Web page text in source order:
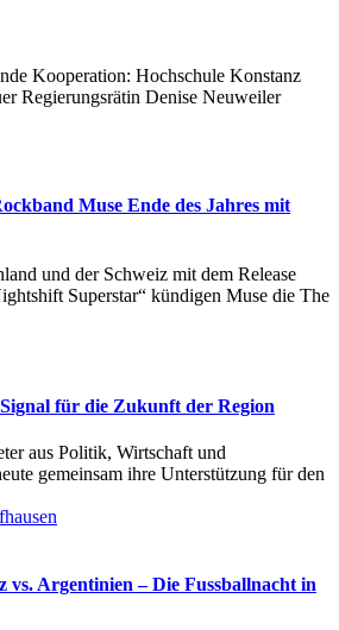
Kooperation: Hochschule Konstanz
Regierungsrätin Denise Neuweiler
Muse Ende des Jahres mit
und der Schweiz mit dem Release
Superstar“ kündigen Muse die The
für die Zukunft der Region
aus Politik, Wirtschaft und
gemeinsam ihre Unterstützung für den
vs. Argentinien – Die Fussballnacht in